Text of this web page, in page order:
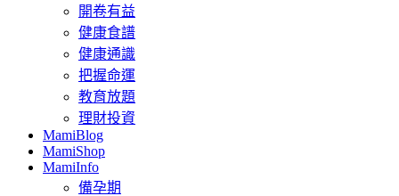
開卷有益
健康食譜
健康通識
把握命運
教育放題
理財投資
MamiBlog
MamiShop
MamiInfo
備孕期